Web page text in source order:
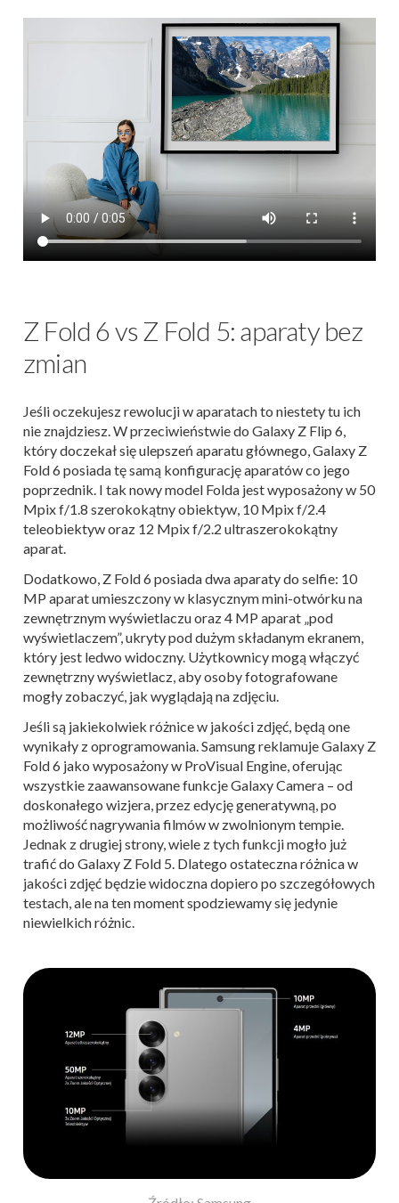
Z Fold 6 vs Z Fold 5: aparaty bez
zmian
Jeśli oczekujesz rewolucji w aparatach to niestety tu ich
nie znajdziesz. W przeciwieństwie do Galaxy Z Flip 6,
który doczekał się ulepszeń aparatu głównego, Galaxy Z
Fold 6 posiada tę samą konfigurację aparatów co jego
poprzednik. I tak nowy model Folda jest wyposażony w 50
Mpix f/1.8 szerokokątny obiektyw, 10 Mpix f/2.4
teleobiektyw oraz 12 Mpix f/2.2 ultraszerokokątny
aparat.
Dodatkowo, Z Fold 6 posiada dwa aparaty do selfie: 10
MP aparat umieszczony w klasycznym mini-otwórku na
zewnętrznym wyświetlaczu oraz 4 MP aparat „pod
wyświetlaczem”, ukryty pod dużym składanym ekranem,
który jest ledwo widoczny. Użytkownicy mogą włączyć
zewnętrzny wyświetlacz, aby osoby fotografowane
mogły zobaczyć, jak wyglądają na zdjęciu.
Jeśli są jakiekolwiek różnice w jakości zdjęć, będą one
wynikały z oprogramowania. Samsung reklamuje Galaxy Z
Fold 6 jako wyposażony w ProVisual Engine, oferując
wszystkie zaawansowane funkcje Galaxy Camera – od
doskonałego wizjera, przez edycję generatywną, po
możliwość nagrywania filmów w zwolnionym tempie.
Jednak z drugiej strony, wiele z tych funkcji mogło już
trafić do Galaxy Z Fold 5. Dlatego ostateczna różnica w
jakości zdjęć będzie widoczna dopiero po szczegółowych
testach, ale na ten moment spodziewamy się jedynie
niewielkich różnic.